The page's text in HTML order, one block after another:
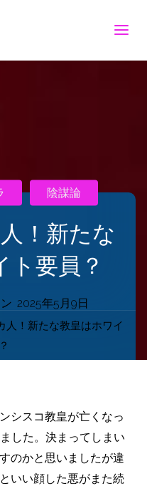
！新たな
ト要員？
2025年5月9日
陰謀論
人！新たな教皇はホワイ
シスコ教皇が亡くなっ
した。決まってしまい
のかと思いましたが違
いい顔した悪がまた続